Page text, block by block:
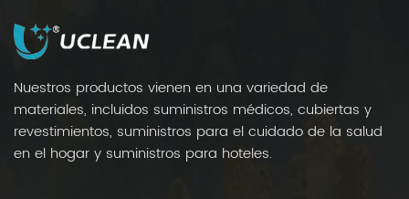
Nuestros productos vienen en una variedad de
materiales, incluidos suministros médicos, cubiertas y
revestimientos, suministros para el cuidado de la salud
en el hogar y suministros para hoteles.